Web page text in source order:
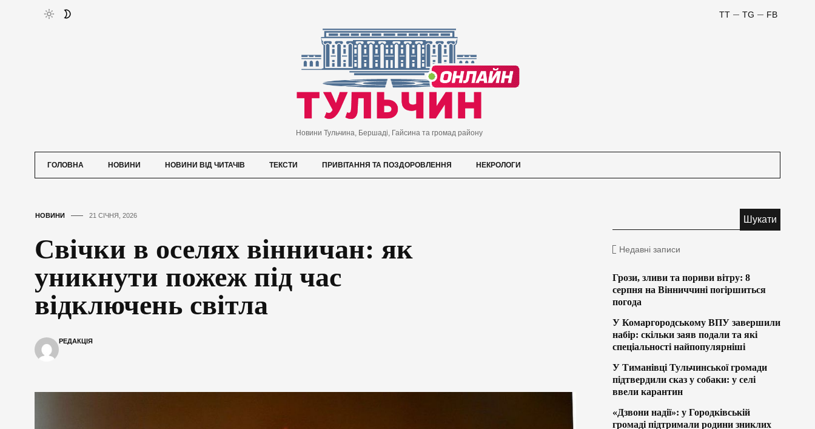
FB
TG
TT
Новини Тульчина, Бершаді, Гайсина та громад району
ГОЛОВНА НОВИНИ НОВИНИ ВІД ЧИТАЧІВ ТЕКСТИ ПРИВІТАННЯ ТА ПОЗДОРОВЛЕННЯ НЕКРОЛОГИ
НОВИНИ 21 СІЧНЯ, 2026
Свічки в оселях вінничан: як
уникнути пожеж під час
відключень світла
РЕДАКЦІЯ
Недавні записи
Грози, зливи та пориви вітру: 8
серпня на Вінниччині погіршиться
погода
У Комаргородському ВПУ завершили
набір: скільки заяв подали та які
спеціальності найпопулярніші
У Тиманівці Тульчинської громади
підтвердили сказ у собаки: у селі
ввели карантин
«Дзвони надії»: у Городківській
громаді підтримали родини зниклих